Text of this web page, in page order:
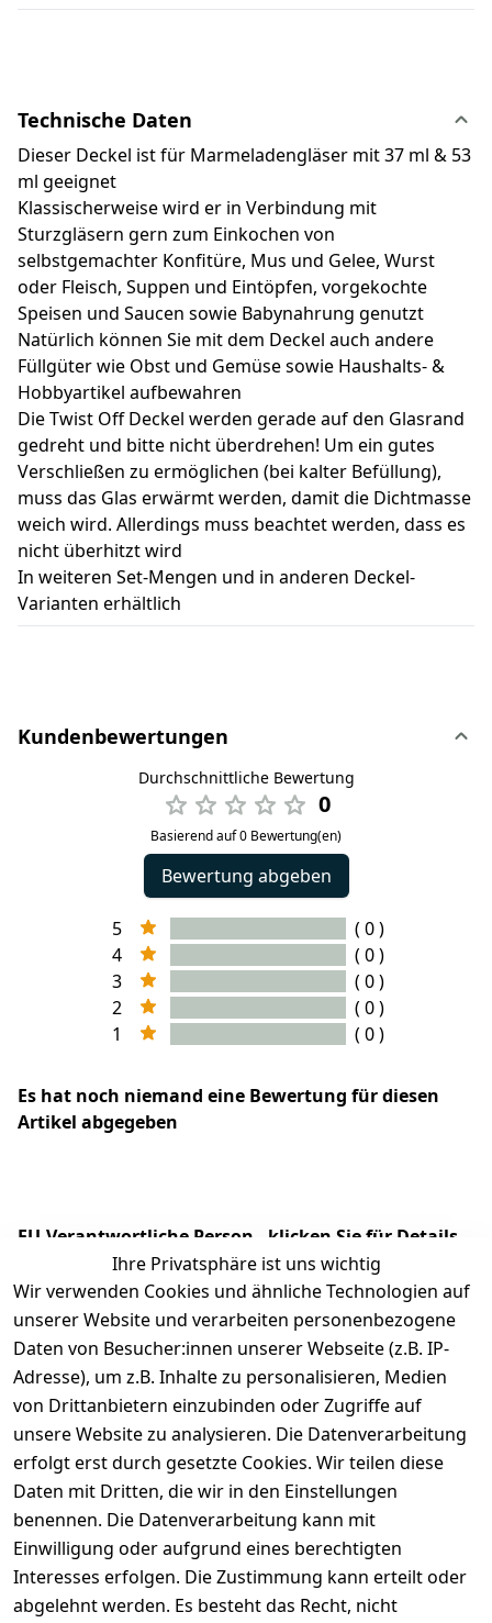
Technische Daten
Dieser Deckel ist für Marmeladengläser mit 37 ml & 53
ml geeignet
Klassischerweise wird er in Verbindung mit
Sturzgläsern gern zum Einkochen von
selbstgemachter Konfitüre, Mus und Gelee, Wurst
oder Fleisch, Suppen und Eintöpfen, vorgekochte
Speisen und Saucen sowie Babynahrung genutzt
Natürlich können Sie mit dem Deckel auch andere
Füllgüter wie Obst und Gemüse sowie Haushalts- &
Hobbyartikel aufbewahren
Die Twist Off Deckel werden gerade auf den Glasrand
gedreht und bitte nicht überdrehen! Um ein gutes
Verschließen zu ermöglichen (bei kalter Befüllung),
muss das Glas erwärmt werden, damit die Dichtmasse
weich wird. Allerdings muss beachtet werden, dass es
nicht überhitzt wird
In weiteren Set-Mengen und in anderen Deckel-
Varianten erhältlich
Kundenbewertungen
Durchschnittliche Bewertung
0
Basierend auf 0 Bewertung(en)
Bewertung abgeben
5
( 0 )
4
( 0 )
3
( 0 )
2
( 0 )
1
( 0 )
Es hat noch niemand eine Bewertung für diesen
Artikel abgegeben
EU-Verantwortliche Person - klicken Sie für Details
Ihre Privatsphäre ist uns wichtig
Wir verwenden Cookies und ähnliche Technologien auf
unserer Website und verarbeiten personenbezogene
Daten von Besucher:innen unserer Webseite (z.B. IP-
Adresse), um z.B. Inhalte zu personalisieren, Medien
von Drittanbietern einzubinden oder Zugriffe auf
unsere Website zu analysieren. Die Datenverarbeitung
erfolgt erst durch gesetzte Cookies. Wir teilen diese
Daten mit Dritten, die wir in den Einstellungen
benennen. Die Datenverarbeitung kann mit
Einwilligung oder aufgrund eines berechtigten
Interesses erfolgen. Die Zustimmung kann erteilt oder
abgelehnt werden. Es besteht das Recht, nicht
Rechtliches
Impressum
Datenschutze
Services
Registrieren